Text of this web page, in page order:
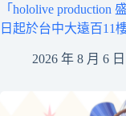
「hololive production
日起於台中大遠百11
2026 年 8 月 6 日